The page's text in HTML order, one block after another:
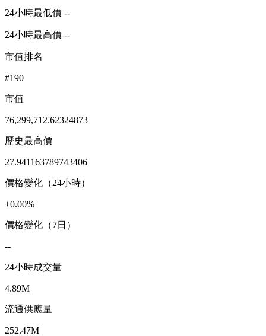
24小時最低價 --
24小時最高價 --
市值排名
#190
市值
76,299,712.62324873
歷史最高價
27.941163789743406
價格變化（24小時）
+0.00%
價格變化（7日）
--
24小時成交量
4.89M
流通供應量
252.47M